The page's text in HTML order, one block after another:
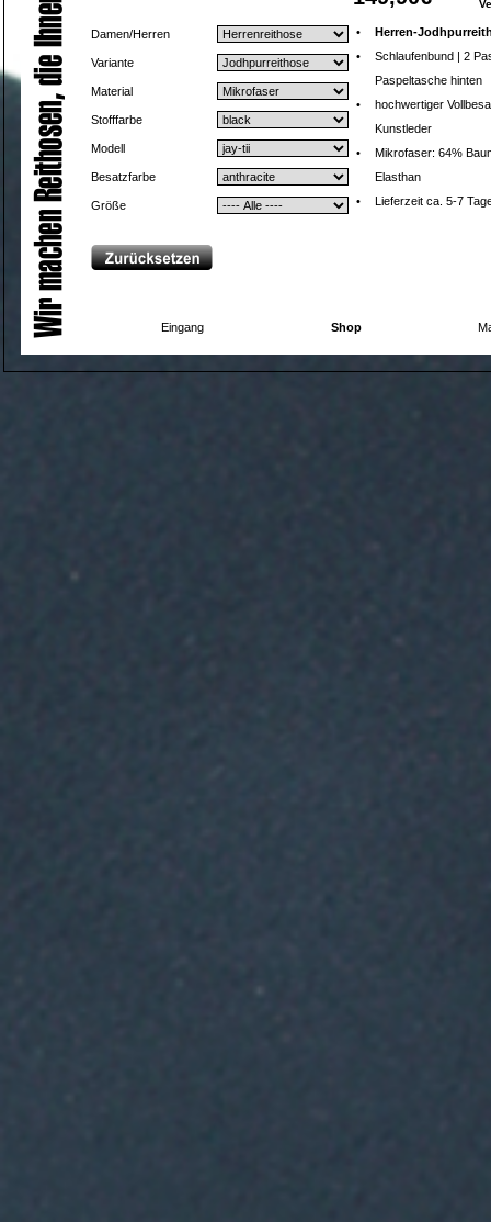
Damen/Herren
Variante
Material
Stofffarbe
Modell
Besatzfarbe
Größe
•
Herren-
•
Schlaufenbund | 2
Paspeltasche hinten
•
hochwertiger
Kunstleder
•
Mikrofaser: 64%
Elasthan
•
Lieferzeit ca. 5-7
Eingang Shop